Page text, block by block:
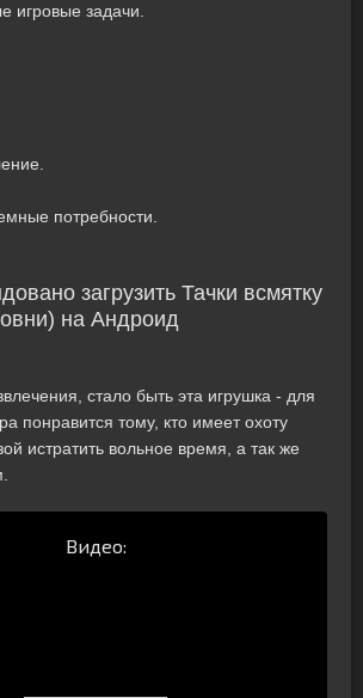
игровые задачи.
потребности.
загрузить Тачки всмятку
на Андроид
стало быть эта игрушка - для
понравится тому, кто имеет охоту
истратить вольное время, а так же
Видео: